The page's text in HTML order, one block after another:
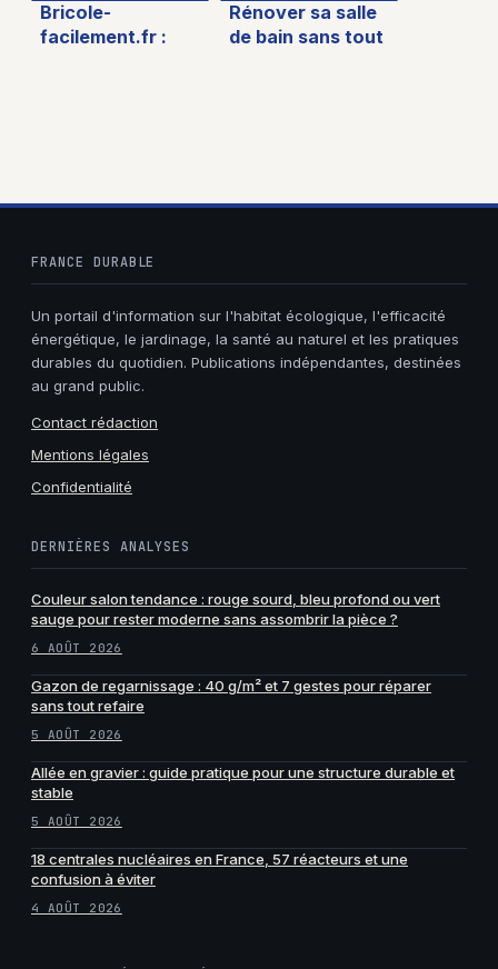
Bricole-
facilement.fr :
Rénover sa salle
de bain sans tout
FRANCE DURABLE
Un portail d'information sur l'habitat écologique, l'efficacité
énergétique, le jardinage, la santé au naturel et les pratiques
durables du quotidien. Publications indépendantes, destinées
au grand public.
Contact rédaction
Mentions légales
Confidentialité
DERNIÈRES ANALYSES
Couleur salon tendance : rouge sourd, bleu profond ou vert
sauge pour rester moderne sans assombrir la pièce ?
6 AOÛT 2026
Gazon de regarnissage : 40 g/m² et 7 gestes pour réparer
sans tout refaire
5 AOÛT 2026
Allée en gravier : guide pratique pour une structure durable et
stable
5 AOÛT 2026
18 centrales nucléaires en France, 57 réacteurs et une
confusion à éviter
4 AOÛT 2026